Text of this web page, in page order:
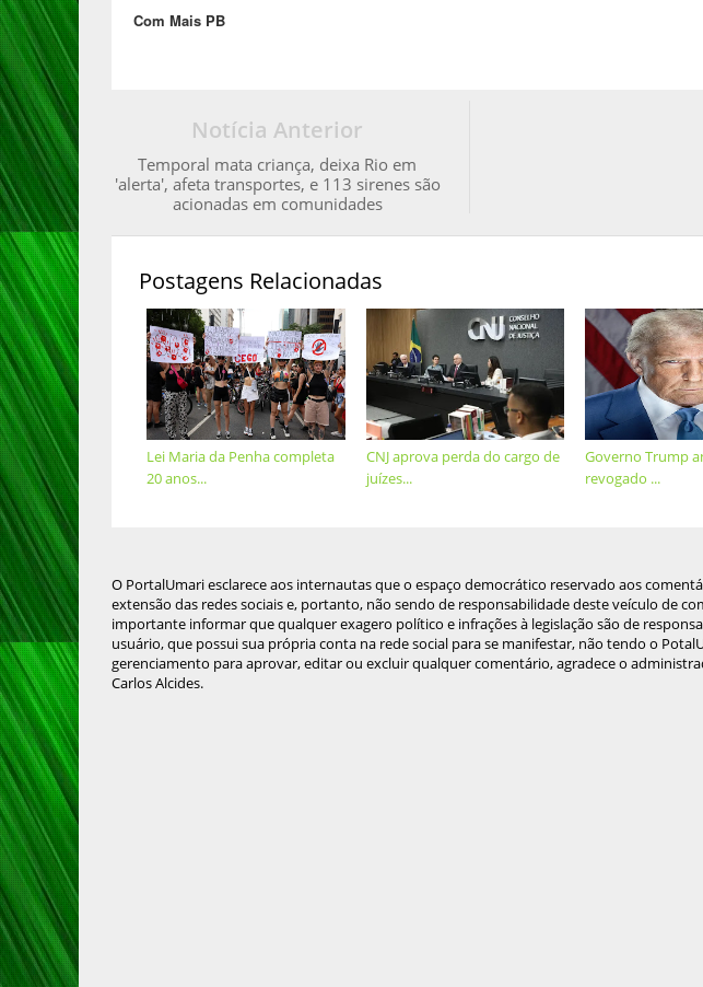
Com Mais PB
Notícia Anterior
Temporal mata criança, deixa Rio em
'alerta', afeta transportes, e 113 sirenes são
acionadas em comunidades
Postagens Relacionadas
Governo Trump
revogado ...
CNJ aprova perda do cargo de
juízes...
Lei Maria da Penha completa
20 anos...
O PortalUmari esclarece aos internautas que o espaço democrático reservado aos
extensão das redes sociais e, portanto, não sendo de responsabilidade deste veículo de
importante informar que qualquer exagero político e infrações à legislação são de
usuário, que possui sua própria conta na rede social para se manifestar, não tendo o
gerenciamento para aprovar, editar ou excluir qualquer comentário, agradece o
Carlos Alcides.